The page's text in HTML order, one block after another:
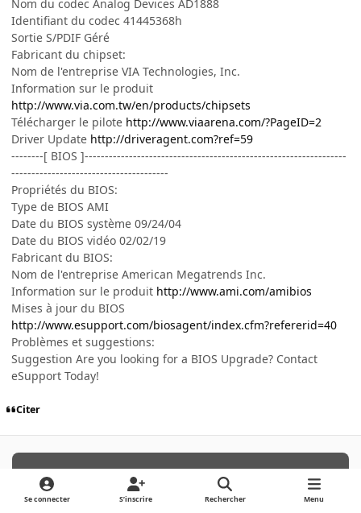
Nom du codec Analog Devices AD1888
Identifiant du codec 41445368h
Sortie S/PDIF Géré
Fabricant du chipset:
Nom de l'entreprise VIA Technologies, Inc.
Information sur le produit
http://www.via.com.tw/en/products/chipsets
Télécharger le pilote http://www.viaarena.com/?PageID=2
Driver Update http://driveragent.com?ref=59
--------[ BIOS ]-----------------------------------------------------------------
---------------------------------------
Propriétés du BIOS:
Type de BIOS AMI
Date du BIOS système 09/24/04
Date du BIOS vidéo 02/02/19
Fabricant du BIOS:
Nom de l'entreprise American Megatrends Inc.
Information sur le produit http://www.ami.com/amibios
Mises à jour du BIOS
http://www.esupport.com/biosagent/index.cfm?refererid=40
Problèmes et suggestions:
Suggestion Are you looking for a BIOS Upgrade? Contact
eSupport Today!
Citer
Ce sujet est désormais archivé et ne peut plus
Se connecter S’inscrire Rechercher Menu